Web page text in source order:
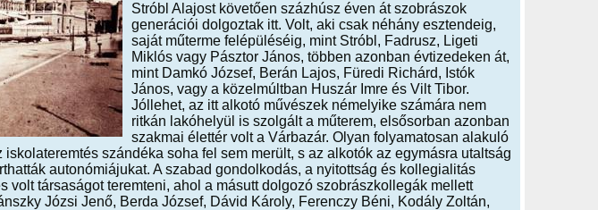
Stróbl Alajost követően százhúsz éven át szobrászok
generációi dolgoztak itt. Volt, aki csak néhány esztendeig,
saját műterme felépüléséig, mint Stróbl, Fadrusz, Ligeti
Miklós vagy Pásztor János, többen azonban évtizedeken át,
mint Damkó József, Berán Lajos, Füredi Richárd, Istók
János, vagy a közelmúltban Huszár Imre és Vilt Tibor.
Jóllehet, az itt alkotó művészek némelyike számára nem
ritkán lakóhelyül is szolgált a műterem, elsősorban azonban
szakmai élettér volt a Várbazár. Olyan folyamatosan alakuló
szándéka soha fel sem merült, s az alkotók az egymásra utaltság
autonómiájukat. A szabad gondolkodás, a nyitottság és kollegialitás
volt társaságot teremteni, ahol a másutt dolgozó szobrászkollegák mellett
Józsi Jenő, Berda József, Dávid Károly, Ferenczy Béni, Kodály Zoltán,